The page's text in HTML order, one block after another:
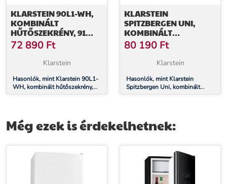
KLARSTEIN 90L1-WH,
KOMBINÁLT
HŰTŐSZEKRÉNY, 91
LITER, E
ENERGIAHATÉKONYSÁGI
72 890 Ft
Klarstein
Hasonlók, mint Klarstein 90L1-
WH, kombinált hűtőszekrény,
91 liter, E energiahatékonysági
KLARSTEIN
SPITZBERGEN UNI,
KOMBINÁLT
HŰTŐSZEKRÉNY, 91
LITER, E
ENERGIAHATÉKONYSÁGI
80 190 Ft
Klarstein
Hasonlók, mint Klarstein
Spitzbergen Uni, kombinált
hűtőszekrény, 91 liter, E
Még ezek is érdekelhetnek: